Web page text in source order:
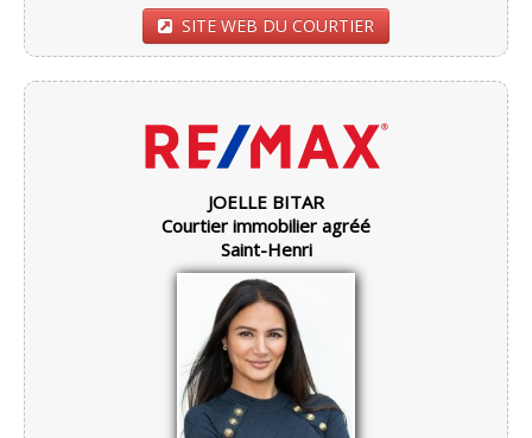
SITE WEB DU COURTIER
JOELLE BITAR
Courtier immobilier agréé
Saint-Henri